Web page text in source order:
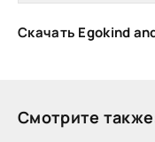
Скачать Egokind
Смотрите